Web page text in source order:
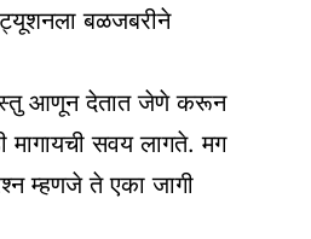
बळजबरीने
वस्तु आणून देतात जेणे करून
मागायची सवय लागते. मग
म्हणजे ते एका जागी